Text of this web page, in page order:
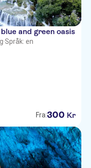
and green oasis
·Språk: en
Fra:300 Kr